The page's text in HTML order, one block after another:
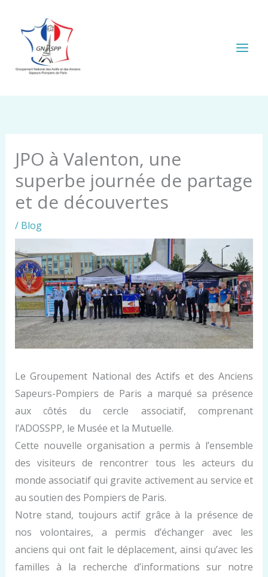
contenu
JPO à Valenton, une
superbe journée de partage
et de découvertes
/ Blog
Le Groupement National des Actifs et des Anciens
Sapeurs-Pompiers de Paris a marqué sa présence
aux côtés du cercle associatif, comprenant
l’ADOSSPP, le Musée et la Mutuelle.
Cette nouvelle organisation a permis à l’ensemble
des visiteurs de rencontrer tous les acteurs du
monde associatif qui gravite activement au service et
au soutien des Pompiers de Paris.
Notre stand, toujours actif grâce à la présence de
nos volontaires, a permis d’échanger avec les
anciens qui ont fait le déplacement, ainsi qu’avec les
familles à la recherche d’informations sur notre